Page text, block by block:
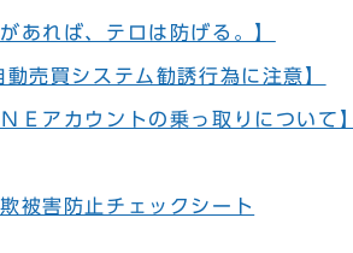
あれば、テロは防げる。】
売買システム勧誘行為に注意】
Ｅアカウントの乗っ取りについて】
被害防止チェックシート